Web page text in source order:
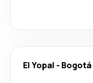
El Yopal - Bogotá